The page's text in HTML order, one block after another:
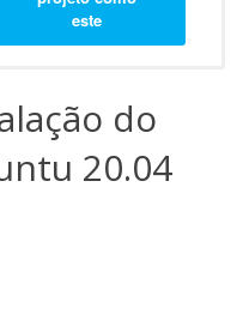
este
do
20.04